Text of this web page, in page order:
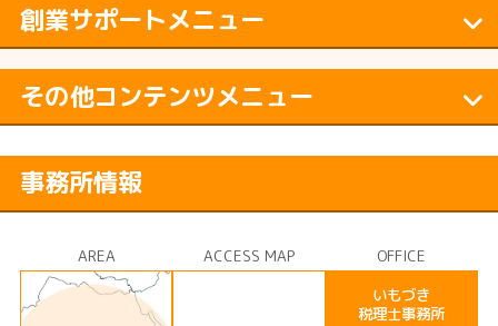
創業サポートメニュー
その他コンテンツメニュー
事務所情報
AREA ACCESS MAP
OFFICE
いもづき
税理士事務所